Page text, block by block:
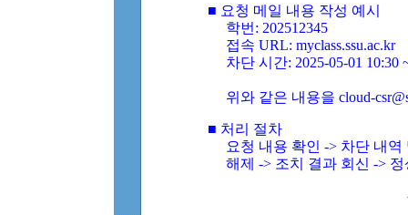
■ 요청 메일 내용 작성 예시
학번: 202512345
접속 URL: myclass.ssu.ac.kr
차단 시간: 2025-05-01 10:30
위와 같은 내용을 cloud-
■ 처리 절차
요청 내용 확인 -> 차단 내
해제 -> 조치 결과 회신 ->